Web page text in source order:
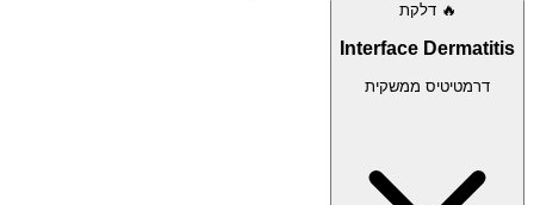
🔥 דלקת
Interface Dermatitis
דרמטיטיס ממשקית